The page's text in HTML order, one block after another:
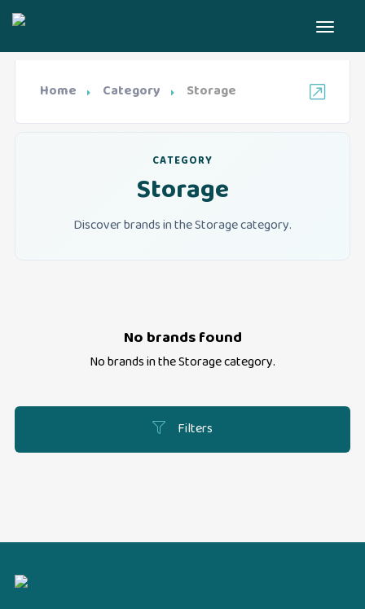
Home Category Storage
CATEGORY
Storage
Discover brands in the Storage category.
Filters
No brands found
No brands in theStoragecategory.